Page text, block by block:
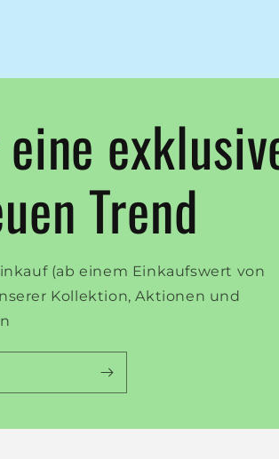
Trend
(ab einem Einkaufswert von
Kollektion, Aktionen und